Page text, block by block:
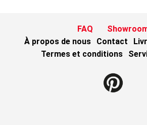
FAQ
À propos de nous
Contact
Termes et conditions